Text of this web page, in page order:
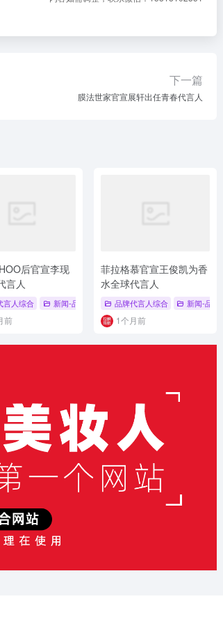
下一篇
膜法世家官宣展轩出任青春代言人
代言人 # 丞磊 # 倩碧
后官宣李现
言人
言人综合 新闻-品牌代言人 # 品牌代言人 # THE WHOO后
前
菲拉格慕官宣王俊凯为香
水全球代言人
品牌代言人综合 新闻-品牌
1个月前